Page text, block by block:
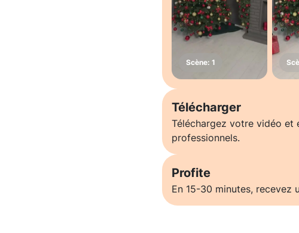
Télécharger
Téléchargez votre vidéo et
professionnels.
Profite
En 15-30 minutes, recevez